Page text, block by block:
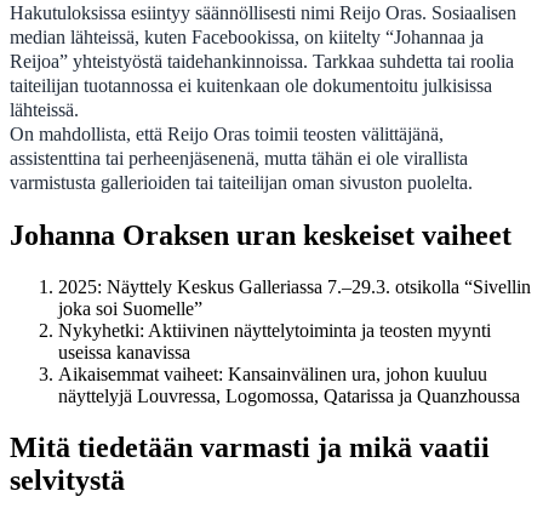
Hakutuloksissa esiintyy säännöllisesti nimi Reijo Oras. Sosiaalisen
median lähteissä, kuten Facebookissa, on kiitelty “Johannaa ja
Reijoa” yhteistyöstä taidehankinnoissa. Tarkkaa suhdetta tai roolia
taiteilijan tuotannossa ei kuitenkaan ole dokumentoitu julkisissa
lähteissä.
On mahdollista, että Reijo Oras toimii teosten välittäjänä,
assistenttina tai perheenjäsenenä, mutta tähän ei ole virallista
varmistusta gallerioiden tai taiteilijan oman sivuston puolelta.
Johanna Oraksen uran keskeiset vaiheet
2025: Näyttely Keskus Galleriassa 7.–29.3. otsikolla “Sivellin
joka soi Suomelle”
Nykyhetki: Aktiivinen näyttelytoiminta ja teosten myynti
useissa kanavissa
Aikaisemmat vaiheet: Kansainvälinen ura, johon kuuluu
näyttelyjä Louvressa, Logomossa, Qatarissa ja Quanzhoussa
Mitä tiedetään varmasti ja mikä vaatii
selvitystä